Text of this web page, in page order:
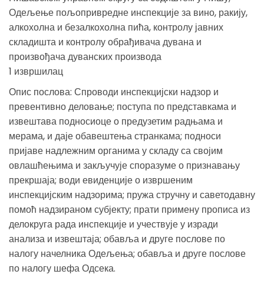
Одељење пољопривредне инспекције за вино, ракију,
алкохолна и безалкохолна пића, контролу јавних
складишта и контролу обрађивача дувана и
произвођача дуванских производа
1 извршилац
Опис послова: Спроводи инспекцијски надзор и
превентивно деловање; поступа по представкама и
извештава подносиоце о предузетим радњама и
мерама, и даје обавештења странкама; подноси
пријаве надлежним органима у складу са својим
овлашћењима и закључује споразуме о признавању
прекршаја; води евиденције о извршеним
инспекцијским надзорима; пружа стручну и саветодавну
помоћ надзираном субјекту; прати примену прописа из
делокруга рада инспекције и учествује у изради
анализа и извештаја; обавља и друге послове по
налогу начелника Одељења; обавља и друге послове
по налогу шефа Одсека.